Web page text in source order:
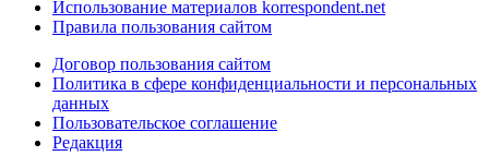
Использование материалов korrespondent.net
Правила пользования сайтом
Договор пользования сайтом
Политика в сфере конфиденциальности и персональных
данных
Пользовательское соглашение
Редакция